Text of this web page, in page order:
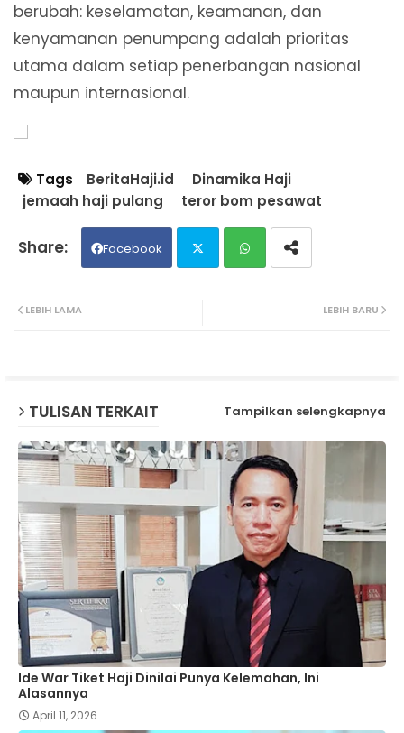
berubah: keselamatan, keamanan, dan
kenyamanan penumpang adalah prioritas
utama dalam setiap penerbangan nasional
maupun internasional.
Tags BeritaHaji.id
Dinamika Haji
jemaah haji pulang
teror bom pesawat
Facebook
p
LEBIH BARU
LEBIH LAMA
TULISAN TERKAIT Tampilkan selengkapnya
Ide War Tiket Haji Dinilai Punya Kelemahan, Ini
Alasannya
April 11, 2026